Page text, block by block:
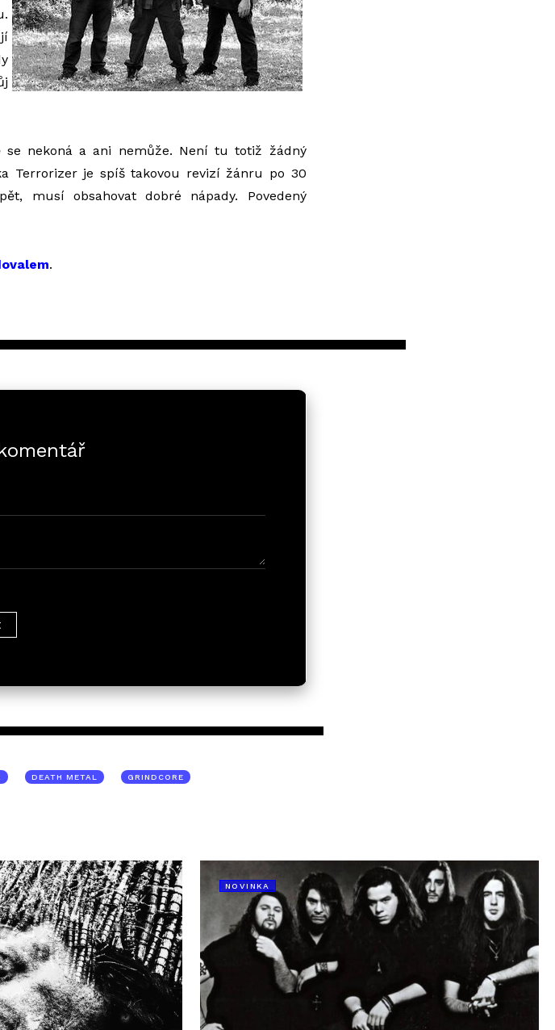
nekoná a ani nemůže. Není tu totiž žádný
Terrorizer je spíš takovou revizí žánru po 30
musí obsahovat dobré nápady. Povedený
.
DEATH METAL GRINDCORE
NOVINKA